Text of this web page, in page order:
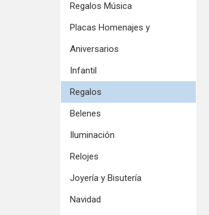
Regalos Música
Placas Homenajes y
Aniversarios
Infantil
Regalos
Belenes
Iluminación
Relojes
Joyería y Bisutería
Navidad